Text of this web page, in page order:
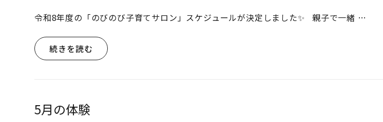
令和8年度の「のびのび子育てサロン」スケジュールが決定しました✨ 親子で一緒 …
続きを読む
5月の体験